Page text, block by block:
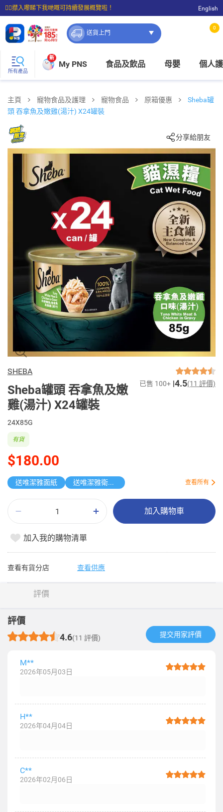
☝🏼㩒入嚟睇下我哋嘅可持續發展概覽啦！
⭐購物滿$399即享免費送貨；滿$100即可免費店取。
English
送貨上門
0
所有產品
新
My PNS 食品及飲品 母嬰 個人
主頁 寵物食品及護理 寵物食品 原箱優惠
Sheba罐
頭 吞拿魚及嫩雞(湯汁)​ X24罐裝
分享給朋友
SHEBA
Sheba罐頭 吞拿魚及嫩
雞(湯汁)​ X24罐裝
已售 100+ 4.5(11 評價)
24X85G
$180.00
有貨
送唯潔雅面紙 送唯潔雅衛生紙原箱 查看所有
加入購物車
加入我的購物清單
查看有貨分店 查看供應
評價
評價
4.6(11 評價) 提交用家評價​
M**
2026年05月03日
H**
2026年04月04日
C**
2026年02月06日